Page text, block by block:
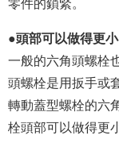
零件的鎖緊。
●頭部可以做得更小
一般的六角頭螺栓
頭螺栓是用扳手或
轉動蓋型螺栓的六
栓頭部可以做得更